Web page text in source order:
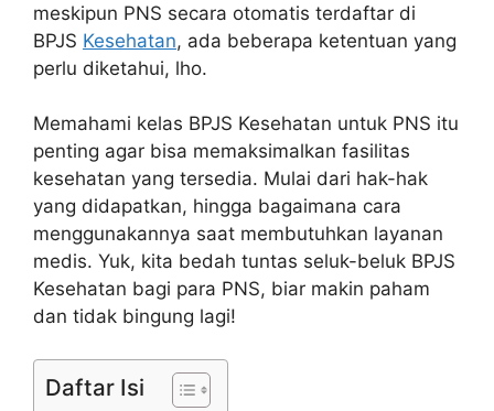
meskipun PNS secara otomatis terdaftar di
BPJS Kesehatan, ada beberapa ketentuan yang
perlu diketahui, lho.
Memahami kelas BPJS Kesehatan untuk PNS itu
penting agar bisa memaksimalkan fasilitas
kesehatan yang tersedia. Mulai dari hak-hak
yang didapatkan, hingga bagaimana cara
menggunakannya saat membutuhkan layanan
medis. Yuk, kita bedah tuntas seluk-beluk BPJS
Kesehatan bagi para PNS, biar makin paham
dan tidak bingung lagi!
Daftar Isi